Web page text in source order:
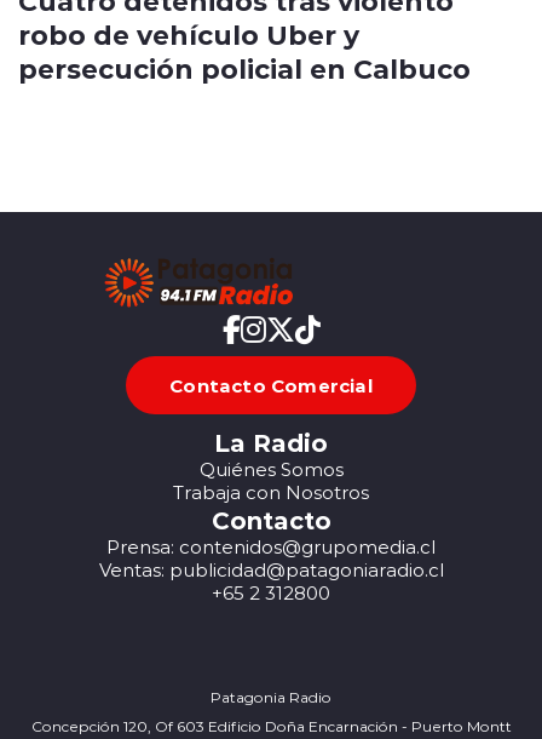
robo de vehículo Uber y
persecución policial en Calbuco
Contacto Comercial
La Radio
Quiénes Somos
Trabaja con Nosotros
Contacto
Prensa: contenidos@grupomedia.cl
Ventas: publicidad@patagoniaradio.cl
+65 2 312800
Patagonia Radio
Concepción 120, Of 603 Edificio Doña Encarnación - Puerto Montt